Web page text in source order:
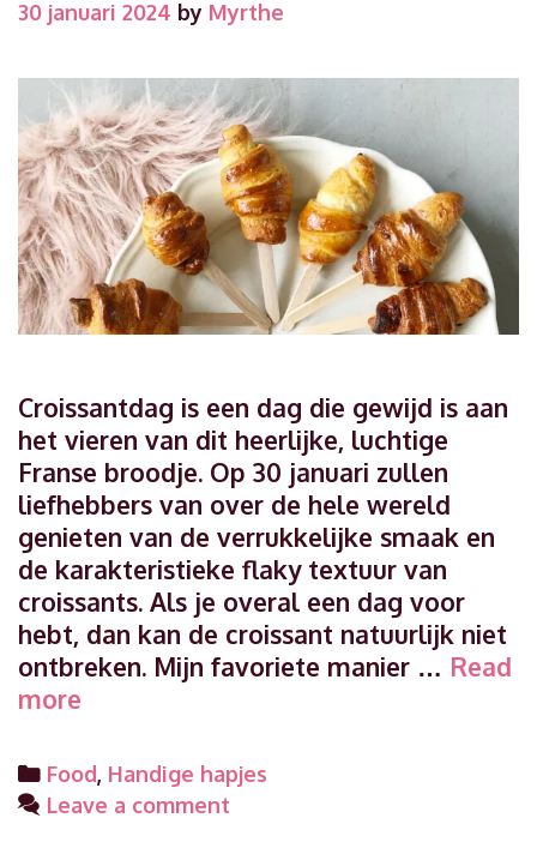
30 januari 2024 by Myrthe
Croissantdag is een dag die gewijd is aan
het vieren van dit heerlijke, luchtige
Franse broodje. Op 30 januari zullen
liefhebbers van over de hele wereld
genieten van de verrukkelijke smaak en
de karakteristieke flaky textuur van
croissants. Als je overal een dag voor
hebt, dan kan de croissant natuurlijk niet
ontbreken. Mijn favoriete manier … Read
more
met
heerlijke
Categories
Food, Handige hapjes
Leave a comment